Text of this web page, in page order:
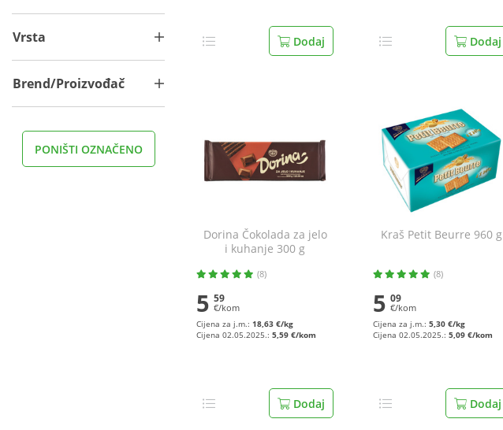
Vrsta
Brend/Proizvođač
PONIŠTI OZNAČENO
Dodaj Dodaj
Dorina Čokolada za jelo
i kuhanje 300 g
(8)
5 59
€/kom
Cijena za j.m.: 18,63 €/kg
Cijena 02.05.2025.: 5,59 €/kom
Dodaj
Kraš Petit Beurre 960 g
(8)
5 09
€/kom
Cijena za j.m.: 5,30 €/kg
Cijena 02.05.2025.: 5,09 €/kom
Dodaj